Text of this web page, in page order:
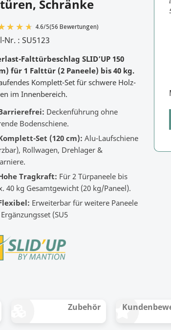
Schränke
4.6 /5(56 Bewertungen)
Nr. :SU5123
Falttürbeschlag SLID’UP 150
für 1 Falttür (2 Paneele) bis 40 kg.
Komplett-Set für schwere Holz-
im Innenbereich.
Deckenführung ohne
Bodenschiene.
Set (120 cm): Alu-Laufschiene
Rollwagen, Drehlager &
Tragkraft: Für 2 Türpaneele bis
40 kg Gesamtgewicht (20 kg/Paneel).
Erweiterbar für weitere Paneele
(SU5
Zubehör